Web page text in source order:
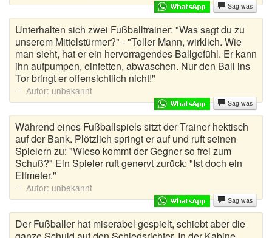
Sag was
Unterhalten sich zwei Fußballtrainer: "Was sagt du zu
unserem Mittelstürmer?" - "Toller Mann, wirklich. Wie
man sieht, hat er ein hervorragendes Ballgefühl. Er kann
ihn aufpumpen, einfetten, abwaschen. Nur den Ball ins
Tor bringt er offensichtlich nicht!"
Autor: unbekannt
Sag was
Während eines Fußballspiels sitzt der Trainer hektisch
auf der Bank. Plötzlich springt er auf und ruft seinen
Spielern zu: "Wieso kommt der Gegner so frei zum
Schuß?" Ein Spieler ruft genervt zurück: "Ist doch ein
Elfmeter."
Autor: unbekannt
Sag was
Der Fußballer hat miserabel gespielt, schiebt aber die